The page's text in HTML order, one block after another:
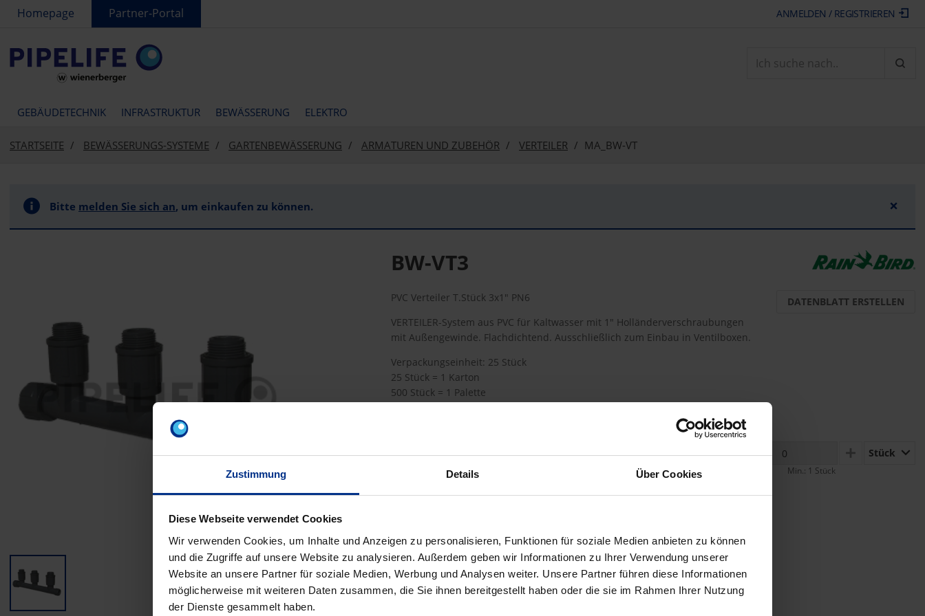
Zustimmung Details Über Cookies
Diese Webseite verwendet Cookies
Wir verwenden Cookies, um Inhalte und Anzeigen zu personalisieren, Funktionen für soziale Medien anbieten zu können
und die Zugriffe auf unsere Website zu analysieren. Außerdem geben wir Informationen zu Ihrer Verwendung unserer
Website an unsere Partner für soziale Medien, Werbung und Analysen weiter. Unsere Partner führen diese Informationen
möglicherweise mit weiteren Daten zusammen, die Sie ihnen bereitgestellt haben oder die sie im Rahmen Ihrer Nutzung
der Dienste gesammelt haben.
text.skipToContent
text.skipToNavigation
Homepage Partner-Portal ANMELDEN / REGISTRIEREN
GEBÄUDETECHNIK INFRASTRUKTUR BEWÄSSERUNG ELEKTRO
STARTSEITE BEWÄSSERUNGS-SYSTEME GARTENBEWÄSSERUNG ARMATUREN UND ZUBEHÖR VERTEILER MA_BW-VT
Bitte melden Sie sich an, um einkaufen zu können. ×
BW-VT3
PVC Verteiler T.Stück 3x1" PN6
VERTEILER-System aus PVC für Kaltwasser mit 1" Holländerverschraubungen
mit Außengewinde. Flachdichtend. Ausschließlich zum Einbau in Ventilboxen.
Verpackungseinheit: 25 Stück
25 Stück = 1 Karton
500 Stück = 1 Palette
DATENBLATT ERSTELLEN
BW-VT3 MINUS PLUSStück
Min.: 1 Stück